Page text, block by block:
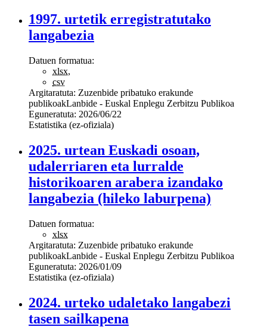
1997. urtetik erregistratutako
langabezia
Datuen formatua:
xlsx,
csv
Argitaratuta: Zuzenbide pribatuko erakunde
publikoakLanbide - Euskal Enplegu Zerbitzu Publikoa
Eguneratuta: 2026/06/22
Estatistika (ez-ofiziala)
2025. urtean Euskadi osoan,
udalerriaren eta lurralde
historikoaren arabera izandako
langabezia (hileko laburpena)
Datuen formatua:
xlsx
Argitaratuta: Zuzenbide pribatuko erakunde
publikoakLanbide - Euskal Enplegu Zerbitzu Publikoa
Eguneratuta: 2026/01/09
Estatistika (ez-ofiziala)
2024. urteko udaletako langabezi
tasen sailkapena